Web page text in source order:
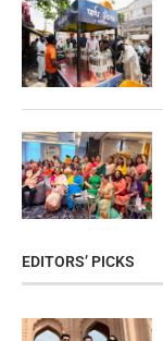
EDITORS’ PICKS